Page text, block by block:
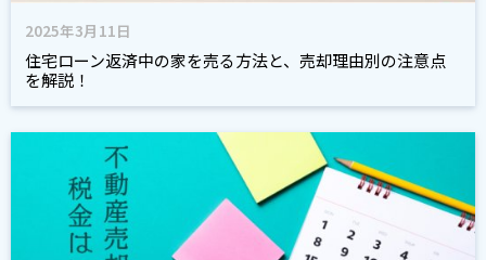
2025年3月11日
住宅ローン返済中の家を売る方法と、売却理由別の注意点
を解説！